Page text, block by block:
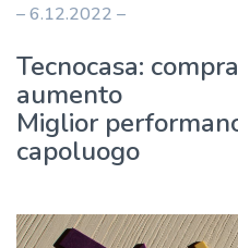
– 6.12.2022 –
Tecnocasa:
aumento
Miglior
capoluogo